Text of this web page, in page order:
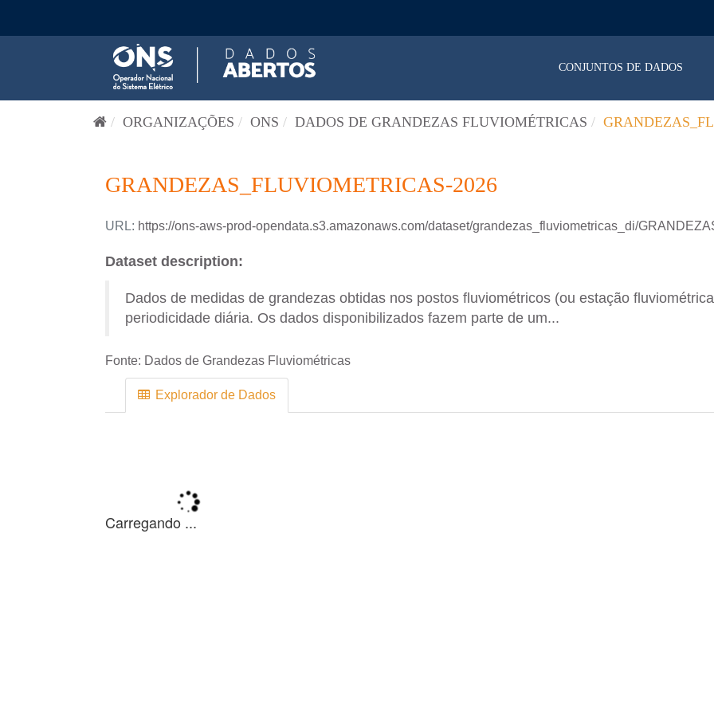
CONJUNTOS DE DADOS
ORGANIZAÇÕES ONS DADOS DE GRANDEZAS FLUVIOMÉTRICAS
GRANDEZAS_FLUVIOMETRICAS-2026
URL: https://ons-aws-prod-opendata.s3.amazonaws.com/dataset/grandezas_fluviometricas_di/
Dataset description:
Dados de medidas de grandezas obtidas nos postos fluviométricos (ou estação
periodicidade diária. Os dados disponibilizados fazem parte de um...
Fonte: Dados de Grandezas Fluviométricas
Explorador de Dados